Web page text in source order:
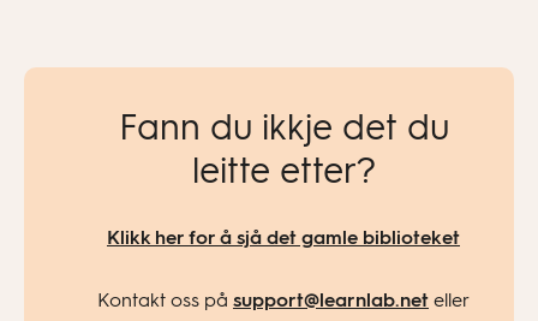
Fann du ikkje det du
leitte etter?
Klikk her for å sjå det gamle biblioteket
Kontakt oss på support@learnlab.net eller